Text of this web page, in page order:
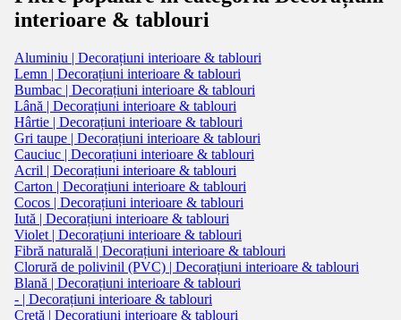
interioare & tablouri
Aluminiu | Decorațiuni interioare & tablouri
Lemn | Decorațiuni interioare & tablouri
Bumbac | Decorațiuni interioare & tablouri
Lână | Decorațiuni interioare & tablouri
Hârtie | Decorațiuni interioare & tablouri
Gri taupe | Decorațiuni interioare & tablouri
Cauciuc | Decorațiuni interioare & tablouri
Acril | Decorațiuni interioare & tablouri
Carton | Decorațiuni interioare & tablouri
Cocos | Decorațiuni interioare & tablouri
Iută | Decorațiuni interioare & tablouri
Violet | Decorațiuni interioare & tablouri
Fibră naturală | Decorațiuni interioare & tablouri
Clorură de polivinil (PVC) | Decorațiuni interioare & tablouri
Blană | Decorațiuni interioare & tablouri
- | Decorațiuni interioare & tablouri
Cretă | Decorațiuni interioare & tablouri